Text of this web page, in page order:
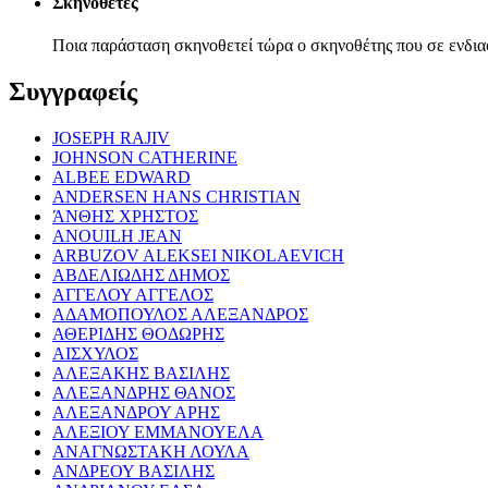
Ποια παράσταση σκηνοθετεί τώρα ο σκηνοθέτης που σε
Συγγραφείς
JOSEPH RAJIV
JOHNSON CATHERINE
ALBEE EDWARD
ANDERSEN HANS CHRISTIAN
ΆΝΘΗΣ ΧΡΗΣΤΟΣ
ANOUILH JEAN
ARBUZOV ALEKSEI NIKOLAEVICH
ΑΒΔΕΛΙΩΔΗΣ ΔΗΜΟΣ
ΑΓΓΕΛΟΥ ΑΓΓΕΛΟΣ
ΑΔΑΜΟΠΟΥΛΟΣ ΑΛΕΞΑΝΔΡΟΣ
ΑΘΕΡΙΔΗΣ ΘΟΔΩΡΗΣ
ΑΙΣΧΥΛΟΣ
ΑΛΕΞΑΚΗΣ ΒΑΣΙΛΗΣ
ΑΛΕΞΑΝΔΡΗΣ ΘΑΝΟΣ
ΑΛΕΞΑΝΔΡΟΥ ΑΡΗΣ
ΑΛΕΞΙΟΥ ΕΜΜΑΝΟΥΕΛΑ
ΑΝΑΓΝΩΣΤΑΚΗ ΛΟΥΛΑ
ΑΝΔΡΕΟΥ ΒΑΣΙΛΗΣ